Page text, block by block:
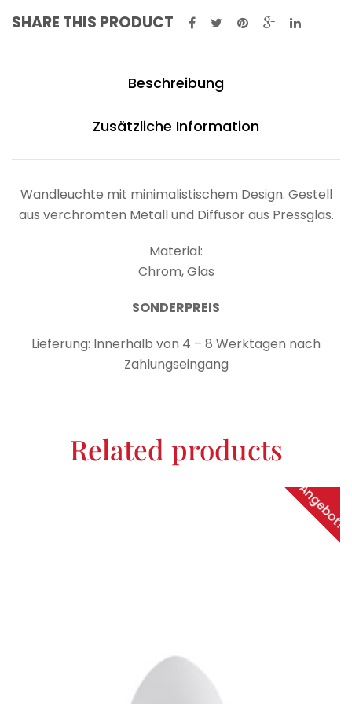
SHARE THIS PRODUCT
Beschreibung
Zusätzliche Information
Wandleuchte mit minimalistischem Design. Gestell
aus verchromten Metall und Diffusor aus Pressglas.
Material:
Chrom, Glas
SONDERPREIS
Lieferung: Innerhalb von 4 – 8 Werktagen nach
Zahlungseingang
Related products
Angebot!